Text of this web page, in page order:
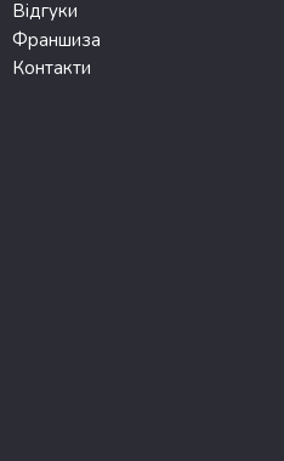
Відгуки
Франшиза
Контакти